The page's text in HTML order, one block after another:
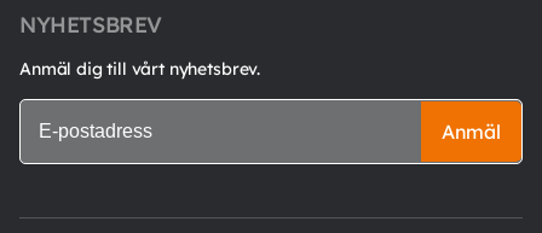
NYHETSBREV
Anmäl dig till vårt nyhetsbrev.
Anmäl